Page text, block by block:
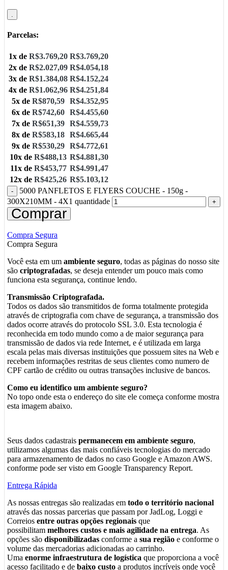
Parcelas:
1x de R$3.769,20 R$3.769,20
2x de R$2.027,09 R$4.054,18
3x de R$1.384,08 R$4.152,24
4x de R$1.062,96 R$4.251,84
5x de R$870,59 R$4.352,95
6x de R$742,60 R$4.455,60
7x de R$651,39 R$4.559,73
8x de R$583,18 R$4.665,44
9x de R$530,29 R$4.772,61
10x de R$488,13 R$4.881,30
11x de R$453,77 R$4.991,47
12x de R$425,26 R$5.103,12
5000 PANFLETOS E FLYERS COUCHE - 150g -
300X210MM - 4X1 quantidade
Comprar
Compra Segura
Compra Segura
Você esta em um ambiente seguro, todas as páginas do nosso site
são criptografadas, se deseja entender um pouco mais como
funciona esta segurança, continue lendo.
Transmissão Criptografada.
Todos os dados são transmitidos de forma totalmente protegida
através de criptografia com chave de segurança, a transmissão dos
dados ocorre através do protocolo SSL 3.0. Esta tecnologia é
reconhecida em todo mundo como a de maior segurança para
transmissão de dados via rede Internet, e é utilizada em larga
escala pelas mais diversas instituições que possuem sites na Web e
recebem informações restritas de seus clientes como numero de
CPF cartão de crédito ou outras transações inclusive de bancos.
Como eu identifico um ambiente seguro?
No topo onde esta o endereço do site ele começa conforme mostra
esta imagem abaixo.
Seus dados cadastrais permanecem em ambiente seguro,
utilizamos algumas das mais confiáveis tecnologias do mercado
para armazenamento de dados no caso Google e Amazon AWS.
conforme pode ser visto em Google Transparency Report.
Entrega Rápida
As nossas entregas são realizadas em todo o território nacional
através das nossas parcerias que passam por JadLog, Loggi e
Correios entre outras opções regionais que
possibilitam melhores custos e mais agilidade na entrega. As
opções são disponibilizadas conforme a sua região e conforme o
volume das mercadorias adicionadas ao carrinho.
Uma enorme infraestrutura de logística que proporciona a você
acesso facilitado e de baixo custo a produtos incríveis onde você